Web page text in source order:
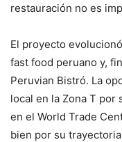
restauración no es
El proyecto
fast food peruano y,
Peruvian Bistró. La
local en la Zona T por
en el World Trade
bien por su